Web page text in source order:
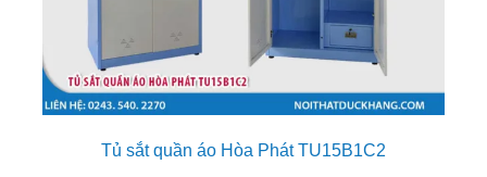
Tủ sắt quần áo Hòa Phát TU15B1C2